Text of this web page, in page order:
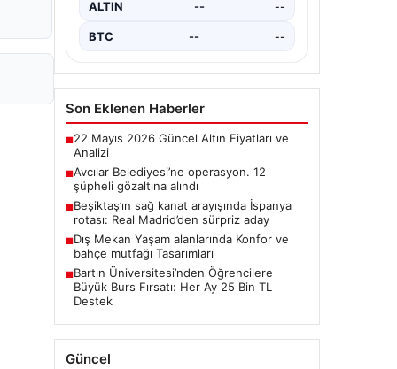
dönüştürmek için yeni imkanlar…
ALTIN -- --
BTC -- --
Son Eklenen Haberler
■22 Mayıs 2026 Güncel Altın Fiyatları ve
Analizi
■Avcılar Belediyesi’ne operasyon. 12
şüpheli gözaltına alındı
■Beşiktaş’ın sağ kanat arayışında İspanya
rotası: Real Madrid’den sürpriz aday
■Dış Mekan Yaşam alanlarında Konfor ve
bahçe mutfağı Tasarımları
■Bartın Üniversitesi’nden Öğrencilere
Büyük Burs Fırsatı: Her Ay 25 Bin TL
Destek
Güncel